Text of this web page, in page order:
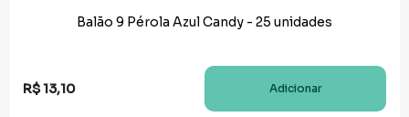
Balão 9 Pérola Azul Candy - 25 unidades
R$13,10 Adicionar